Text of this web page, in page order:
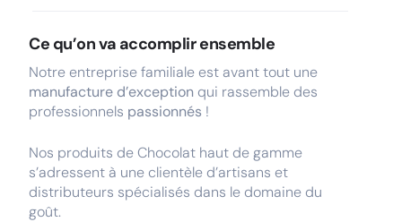
Ce qu’on va accomplir ensemble
Notre entreprise familiale est avant tout une
manufacture d’exception qui rassemble des
professionnels passionnés !
Nos produits de Chocolat haut de gamme
s’adressent à une clientèle d’artisans et
distributeurs spécialisés dans le domaine du
goût.